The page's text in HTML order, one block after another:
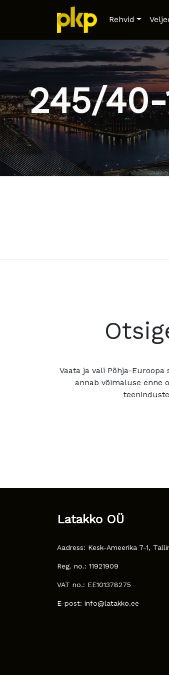
Rehvid
245/40-
Vaata ja vali Põhja-
annab võimaluse enne
Latakko OÜ
Aadress: Kesk-Ameerika 7-1,
Reg. no.: 11921909
VAT no.: EE101378275
E-post: info@latakko.ee